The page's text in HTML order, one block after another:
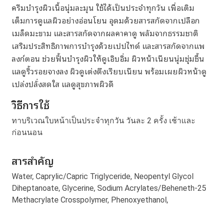
ครีมบำรุงผิวเนื้อนุ่มละมุน ใช้ได้เป็นประจำทุกวัน เพื่อเติม
เต็มการดูแลผิวอย่างอ่อนโยน อุดมด้วยสารสกัดจากเปลือก
เมล็ดมะขาม และสารสกัดจากผลคาคาดู พลัมจากธรรมชาติ
เสริมประสิทธิภาพการบำรุงด้วยเปปไทด์ และสารสกัดจากแพ
ลงก์ตอน ช่วยฟื้นบำรุงผิวให้ดูเอิบอิ่ม ผิวหน้าเนียนนุ่มชุ่มชื้น
แลดูริ้วรอยจางลง ผิวดูเต่งตึงเรียบเนียน พร้อมเผยผิวหน้าดู
เปล่งปลั่งสดใส แลดูสุขภาพผิวดี
วิธีการใช้
ทาบริเวณใบหน้าเป็นประจำทุกวัน วันละ 2 ครั้ง เช้าและ
ก่อนนอน
สารสำคัญ
Water, Caprylic/Capric Triglyceride, Neopentyl Glycol
Diheptanoate, Glycerine, Sodium Acrylates/Beheneth-25
Methacrylate Crosspolymer, Phenoxyethanol,